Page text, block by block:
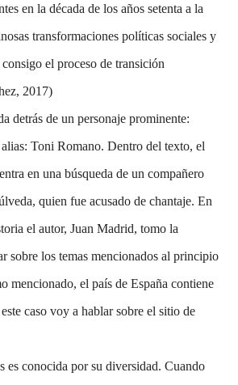
en la década de los años setenta a la
transformaciones políticas sociales y
el proceso de transición
2017)
detrás de un personaje prominente:
Toni Romano. Dentro del texto, el
en una búsqueda de un compañero
quien fue acusado de chantaje. En
el autor, Juan Madrid, tomo la
sobre los temas mencionados al principio
mencionado, el país de España contiene
caso voy a hablar sobre el sitio de
es conocida por su diversidad. Cuando